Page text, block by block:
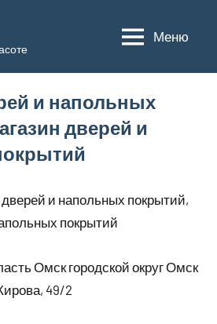
Меню
и напольных
дверей и
и напольных покрытий,
покрытий
Омск городской округ Омск
49/2